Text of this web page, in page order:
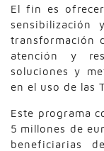
El fin es
sensibilización
transformación
atención y
soluciones y
en el uso de las
Este programa
5 millones de
beneficiarias